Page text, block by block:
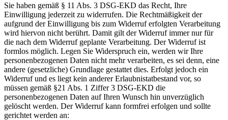
Sie haben gemäß § 11 Abs. 3 DSG-EKD das Recht, Ihre
Einwilligung jederzeit zu widerrufen. Die Rechtmäßigkeit der
aufgrund der Einwilligung bis zum Widerruf erfolgten Verarbeitung
wird hiervon nicht berührt. Damit gilt der Widerruf immer nur für
die nach dem Widerruf geplante Verarbeitung. Der Widerruf ist
formlos möglich. Legen Sie Widerspruch ein, werden wir Ihre
personenbezogenen Daten nicht mehr verarbeiten, es sei denn, eine
andere (gesetzliche) Grundlage gestattet dies. Erfolgt jedoch ein
Widerruf und es liegt kein anderer Erlaubnistatbestand vor, so
müssen gemäß §21 Abs. 1 Ziffer 3 DSG-EKD die
personenbezogenen Daten auf Ihren Wunsch hin unverzüglich
gelöscht werden. Der Widerruf kann formfrei erfolgen und sollte
gerichtet werden an: